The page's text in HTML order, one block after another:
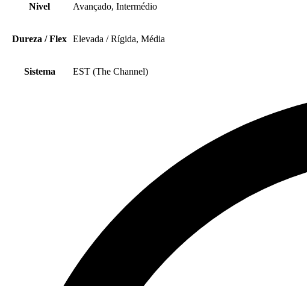
Nivel Avançado, Intermédio
Dureza / Flex Elevada / Rígida, Média
Sistema EST (The Channel)